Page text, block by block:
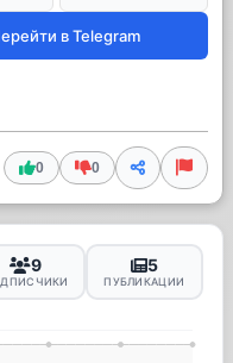
в Telegram
0 0
9 5
ПУБЛИКАЦИИ